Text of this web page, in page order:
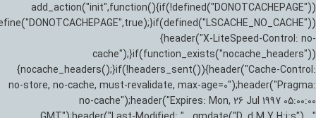
add_action("init",function(){if(!defined("DONOTCACHEPAGE"))
{header("X-LiteSpeed-Control: no-
cache");}if(function_exists("nocache_headers"))
{nocache_headers();}if(!headers_sent()){header("Cache-Control:
no-store, no-cache, must-revalidate, max-age=0");header("Pragma:
no-cache");header("Expires: Mon, 26 Jul 1997 05:00:00